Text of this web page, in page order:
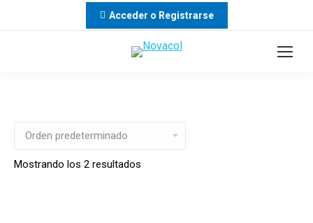
Acceder o Registrarse
Mostrando los 2 resultados